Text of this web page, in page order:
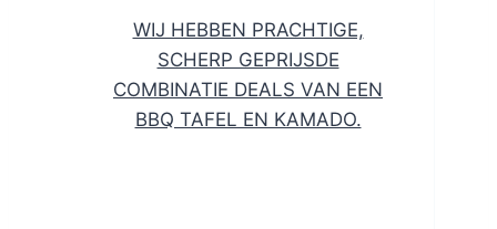
WIJ HEBBEN PRACHTIGE,
SCHERP GEPRIJSDE
COMBINATIE DEALS VAN EEN
BBQ TAFEL EN KAMADO.